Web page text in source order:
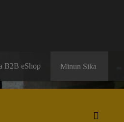
B2B eShop Minun Sika